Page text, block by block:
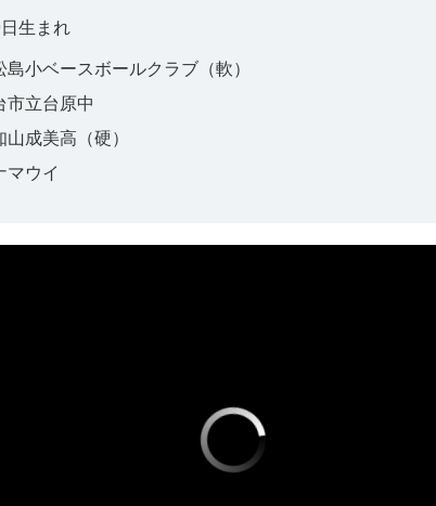
生まれ
島小ベースボールクラブ（軟）
市立台原中
山成美高（硬）
マウイ